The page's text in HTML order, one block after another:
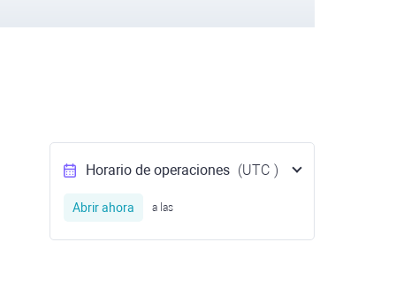
Horario de operaciones (UTC )
Abrir ahora a las